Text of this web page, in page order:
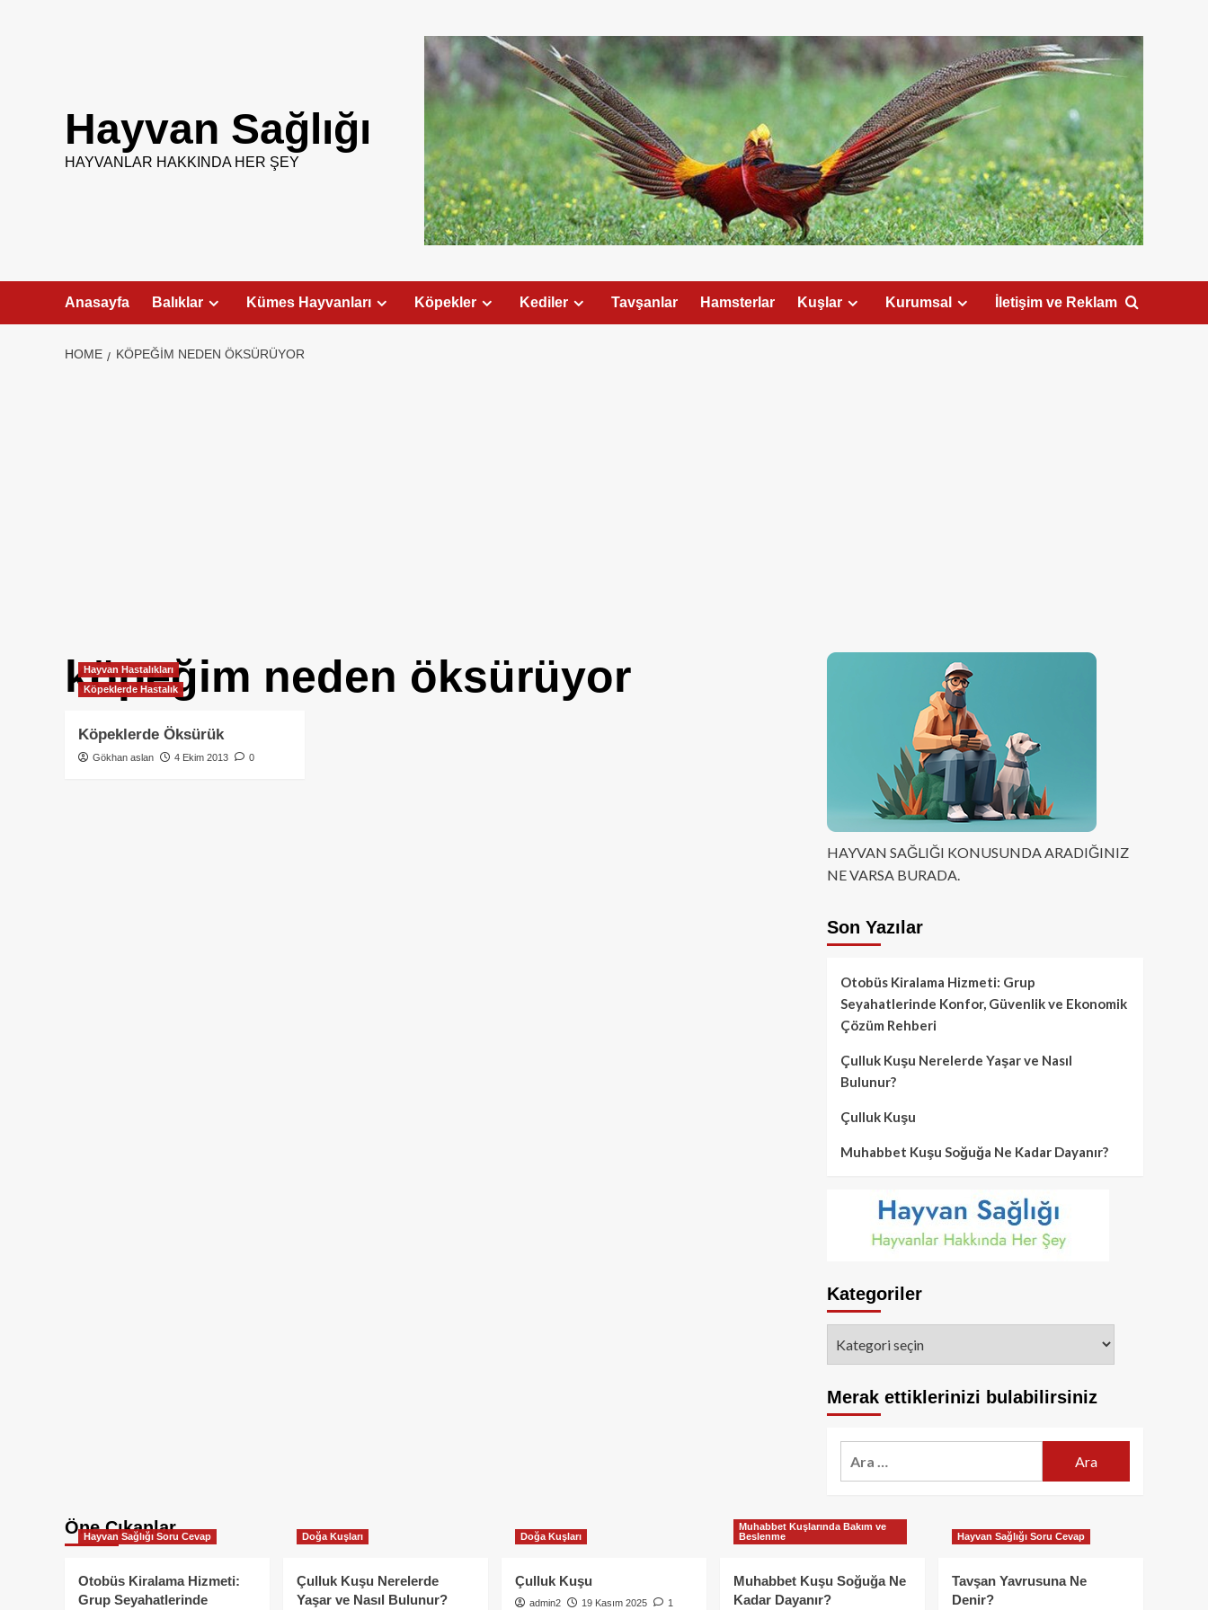
Hayvan Sağlığı
HAYVANLAR HAKKINDA HER ŞEY
Anasayfa Balıklar Kümes Hayvanları Köpekler Kediler Tavşanlar Hamsterlar Kuşlar Kurumsal İletişim ve Reklam
HOME KÖPEĞIM NEDEN ÖKSÜRÜYOR
köpeğim neden öksürüyor
Hayvan Hastalıkları
Köpeklerde Hastalık
Köpeklerde Öksürük
Gökhan aslan 4 Ekim 2013 0
HAYVAN SAĞLIĞI KONUSUNDA ARADIĞINIZ
NE VARSA BURADA.
Son Yazılar
Otobüs Kiralama Hizmeti: Grup
Seyahatlerinde Konfor, Güvenlik ve Ekonomik
Çözüm Rehberi
Çulluk Kuşu Nerelerde Yaşar ve Nasıl
Bulunur?
Çulluk Kuşu
Muhabbet Kuşu Soğuğa Ne Kadar Dayanır?
Kategoriler
Merak ettiklerinizi bulabilirsiniz
Öne Çıkanlar
Hayvan Sağlığı Soru Cevap
Otobüs Kiralama Hizmeti:
Grup Seyahatlerinde
Doğa Kuşları
Çulluk Kuşu Nerelerde
Yaşar ve Nasıl Bulunur?
Doğa Kuşları
Çulluk Kuşu
admin2 19 Kasım 2025 1
Muhabbet Kuşlarında Bakım ve
Beslenme
Muhabbet Kuşu Soğuğa Ne
Kadar Dayanır?
Hayvan Sağlığı Soru Cevap
Tavşan Yavrusuna Ne
Denir?